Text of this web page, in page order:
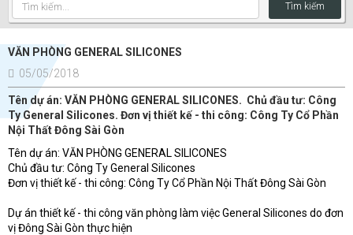
Tìm kiếm
VĂN PHÒNG GENERAL SILICONES
05/05/2018
Tên dự án: VĂN PHÒNG GENERAL SILICONES. Chủ đầu tư: Công
Ty General Silicones. Đơn vị thiết kế - thi công: Công Ty Cổ Phần
Nội Thất Đông Sài Gòn
Tên dự án: VĂN PHÒNG GENERAL SILICONES
Chủ đầu tư: Công Ty General Silicones
Đơn vị thiết kế - thi công: Công Ty Cổ Phần Nội Thất Đông Sài Gòn
Dự án thiết kế - thi công văn phòng làm việc General Silicones do đơn
vị Đông Sài Gòn thực hiện